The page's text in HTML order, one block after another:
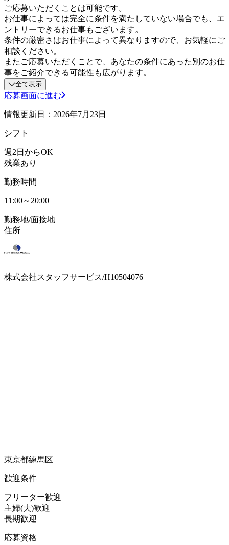
ご応募いただくことは可能です。
お仕事によっては完全に条件を満たしていない場合でも、エ
ントリーできるお仕事もございます。
条件の厳密さはお仕事によって異なりますので、お気軽にご
相談ください。
またご応募いただくことで、あなたの条件にあった別のお仕
事をご紹介できる可能性も広がります。
全て表示
応募画面に進む
情報更新日：2026年7月23日
シフト
週2日からOK
残業あり
勤務時間
11:00～20:00
勤務地/面接地
住所
株式会社スタッフサービス/H10504076
東京都練馬区
歓迎条件
フリーター歓迎
主婦(夫)歓迎
長期歓迎
応募資格